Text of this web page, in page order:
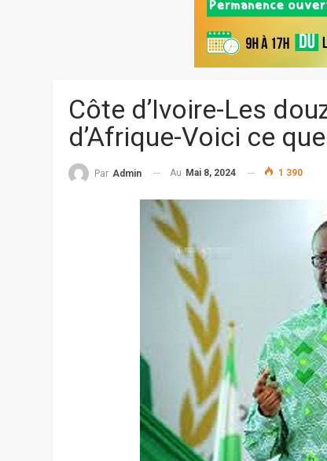
Côte d’Ivoire-Les
d’Afrique-Voici ce
Par Admin Au Mai 8, 2024 1 390